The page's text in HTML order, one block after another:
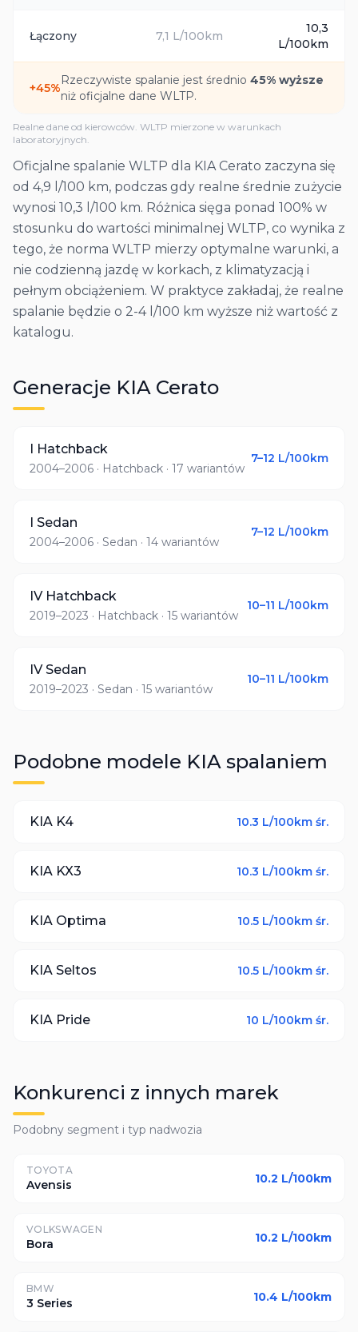
Łączony 7,1 L/100km
10,3
L/100km
+45%
Rzeczywiste spalanie jest średnio 45% wyższe
niż oficjalne dane WLTP.
Realne dane od kierowców. WLTP mierzone w warunkach
laboratoryjnych.
Oficjalne spalanie WLTP dla KIA Cerato zaczyna się
od 4,9 l/100 km, podczas gdy realne średnie zużycie
wynosi 10,3 l/100 km. Różnica sięga ponad 100% w
stosunku do wartości minimalnej WLTP, co wynika z
tego, że norma WLTP mierzy optymalne warunki, a
nie codzienną jazdę w korkach, z klimatyzacją i
pełnym obciążeniem. W praktyce zakładaj, że realne
spalanie będzie o 2-4 l/100 km wyższe niż wartość z
katalogu.
Generacje KIA Cerato
I Hatchback
2004–2006 · Hatchback · 17 wariantów
7–12 L/100km
I Sedan
2004–2006 · Sedan · 14 wariantów
7–12 L/100km
IV Hatchback
2019–2023 · Hatchback · 15 wariantów
10–11 L/100km
IV Sedan
2019–2023 · Sedan · 15 wariantów
10–11 L/100km
Podobne modele KIA spalaniem
KIA K4 10.3 L/100km śr.
KIA KX3 10.3 L/100km śr.
KIA Optima 10.5 L/100km śr.
KIA Seltos 10.5 L/100km śr.
KIA Pride 10 L/100km śr.
Konkurenci z innych marek
Podobny segment i typ nadwozia
TOYOTA
Avensis 10.2 L/100km
VOLKSWAGEN
Bora 10.2 L/100km
BMW
3 Series 10.4 L/100km